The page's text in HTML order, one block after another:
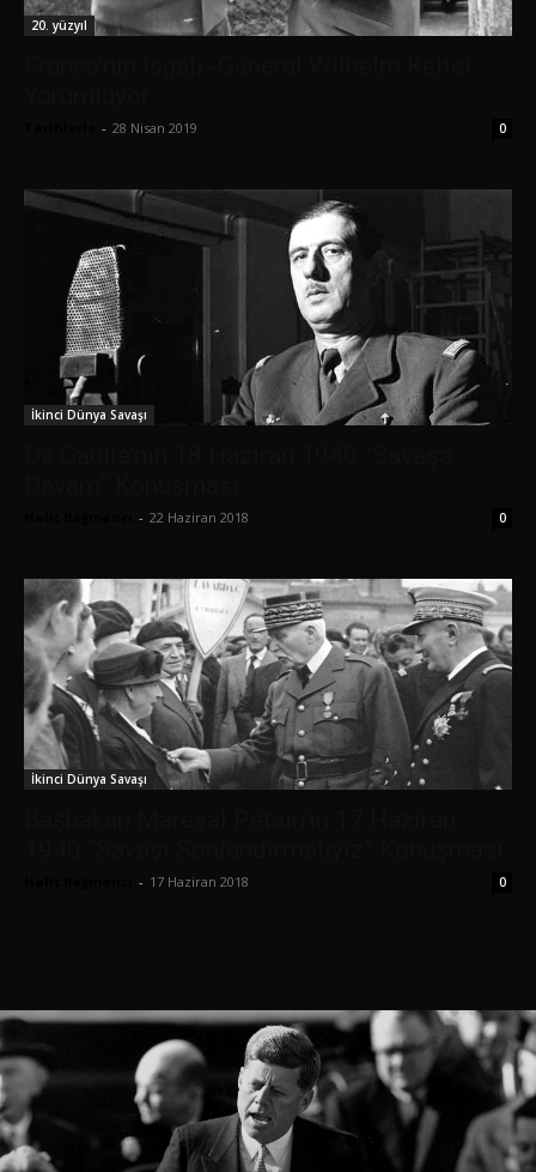
20. yüzyıl
- 28 Nisan 2019 0
İkinci Dünya Savaşı
- 22 Haziran 2018 0
İkinci Dünya Savaşı
- 17 Haziran 2018 0